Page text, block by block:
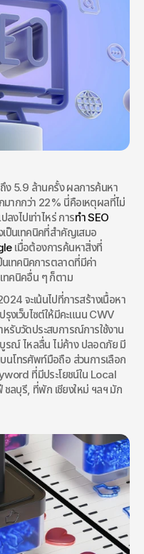
ง 5.9 ล้านครั้ง ผลการค้นหา
ากกว่า 22% นี่คือเหตุผลที่ไม่
งไปเท่าไหร่ การทำ SEO
เป็นเทคนิคที่สำคัญเสมอ
เมื่อต้องการค้นหาสิ่งที่
เทคนิคการตลาดที่มีค่า
ทคนิคอื่น ๆ ก็ตาม
จะเน้นไปที่การสร้างเนื้อหา
เว็บไซต์ให้มีคะแนน CWV
รับวัดประสบการณ์การใช้งาน
บูรณ์ ไหลลื่น ไม่ค้าง ปลอดภัย มี
นโทรศัพท์มือถือ ส่วนการเลือก
ที่มีประโยชน์ใน Local
ชลบุรี, ที่พัก เชียงใหม่ ฯลฯ มัก